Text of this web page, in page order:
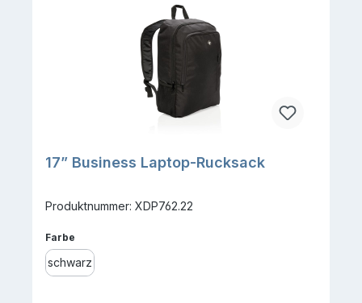
17” Business Laptop-Rucksack
Produktnummer: XDP762.22
Farbe
schwarz